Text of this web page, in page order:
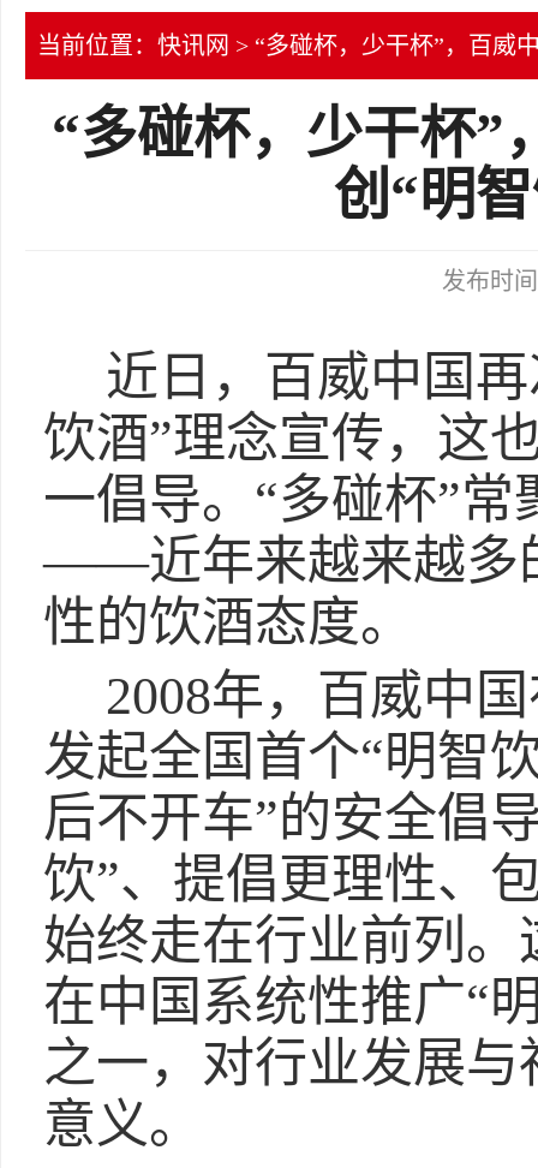
当前位置： 快讯网 > “多碰杯，少干杯”，百威
“多碰杯，少干杯”
创“明
发布时
近日，百威中国
饮酒”理念宣传，这
一倡导。“多碰杯”
——近年来越来越多
性的饮酒态度。
2008年，百威中
发起全国首个“明智
后不开车”的安全倡
饮”、提倡更理性、
始终走在行业前列
在中国系统性推广“
之一，对行业发展
意义。